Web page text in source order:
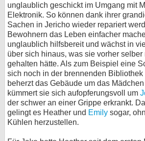
unglaublich geschickt im Umgang mit
Elektronik. So können dank ihrer
Sachen in Jericho wieder repariert
Bewohnern das Leben einfacher
unglaublich hilfsbereit und wächst in
über sich hinaus, was sie vorher selber
gehalten hätte. Als zum Beispiel eine
sich noch in der brennenden Bibliothek
beherzt das Gebäude um das
kümmert sie sich aufopferungsvoll um
der schwer an einer Grippe erkrankt.
gelingt es Heather und Emily sogar,
Kühlen herzustellen.
Kontakt
Cookie-
Impressum
Desktop-